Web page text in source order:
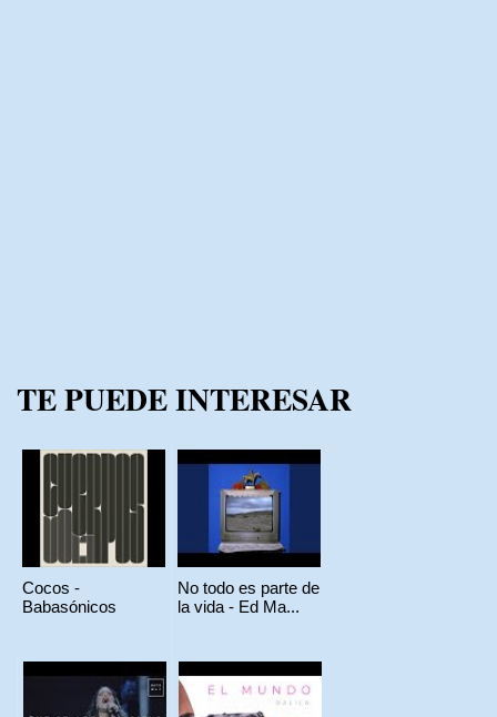
TE PUEDE INTERESAR
Cocos -
Babasónicos
No todo es parte de
la vida - Ed Ma...